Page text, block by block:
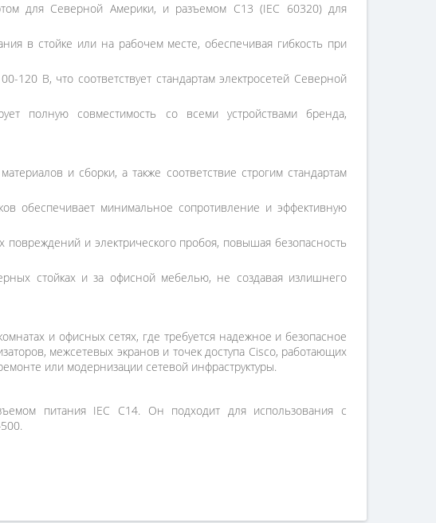
для Северной Америки, и разъемом C13 (IEC 60320) для
в стойке или на рабочем месте, обеспечивая гибкость при
120 В, что соответствует стандартам электросетей Северной
полную совместимость со всеми устройствами бренда,
и сборки, а также соответствие строгим стандартам
обеспечивает минимальное сопротивление и эффективную
и электрического пробоя, повышая безопасность
стойках и за офисной мебелью, не создавая излишнего
и офисных сетях, где требуется надежное и безопасное
межсетевых экранов и точек доступа Cisco, работающих
или модернизации сетевой инфраструктуры.
питания IEC C14. Он подходит для использования с